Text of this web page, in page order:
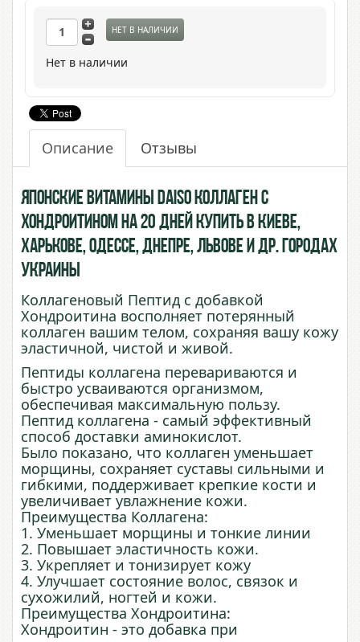
НЕТ В НАЛИЧИИ
Нет в наличии
Описание Отзывы
Японские витамины Daiso Коллаген c
Хондроитином на 20 дней купить в Киеве,
Харькове, Одессе, Днепре, Львове и др. городах
Украины
Коллагеновый Пептид с добавкой
Хондроитина восполняет потерянный
коллаген вашим телом, сохраняя вашу кожу
эластичной, чистой и живой.
Пептиды коллагена перевариваются и
быстро усваиваются организмом,
обеспечивая максимальную пользу.
Пептид коллагена - самый эффективный
способ доставки аминокислот.
Было показано, что коллаген уменьшает
морщины, сохраняет суставы сильными и
гибкими, поддерживает крепкие кости и
увеличивает увлажнение кожи.
Преимущества Коллагена:
1. Уменьшает морщины и тонкие линии
2. Повышает эластичность кожи.
3. Укрепляет и тонизирует кожу
4. Улучшает состояние волос, связок и
сухожилий, ногтей и кожи.
Преимущества Хондроитина:
Хондроитин - это добавка при